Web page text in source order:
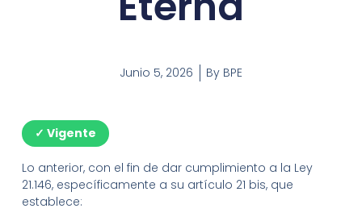
Junio 5, 2026 By BPE
✓ Vigente
Lo anterior, con el fin de dar cumplimiento a la Ley
21.146, específicamente a su artículo 21 bis, que
establece: